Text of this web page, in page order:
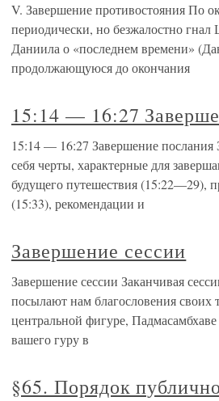
V. Завершение противостояния По
периодически, но безжалостно гнал
Даниила о «последнем времени»
продолжающуюся до окончания
15:14 — 16:27
15:14 — 16:27 Завершение послания
себя черты, характерные для
будущего путешествия (15:22—29),
(15:33), рекомендации и
Завершение сессии
Завершение сессии Заканчивая
посылают нам благословения своих
центральной фигуре,
вашего гуру в
§65. Порядок